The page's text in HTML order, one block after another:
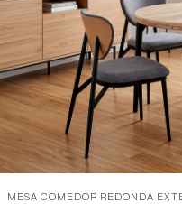
MESA COMEDOR REDONDA